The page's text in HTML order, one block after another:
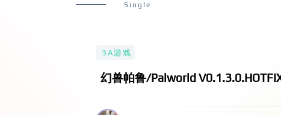
Single
3A游戏
幻兽帕鲁/Palworld